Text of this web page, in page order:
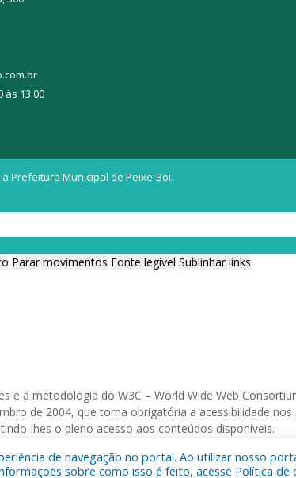
às 13:00
Prefeitura Municipal de Peixe-Boi.
de navegação no portal. Ao utilizar nosso
sobre como isso é feito, acesse Política de
Parar movimentos Fonte legível Sublinhar links
e a metodologia do W3C – World Wide Web
de 2004, que torna obrigatória a acessibilidade
lhes o pleno acesso aos conteúdos disponíveis.
testes em diversos navegadores e através do